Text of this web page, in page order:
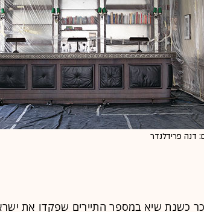
דנה פרידלנדר